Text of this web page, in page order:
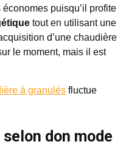
puisqu’il profite
tout en utilisant une
d’une chaudière
le moment, mais il est
à granulés fluctue
selon don mode